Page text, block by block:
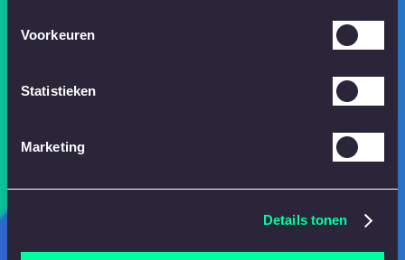
Voorkeuren
Statistieken
Marketing
Details tonen